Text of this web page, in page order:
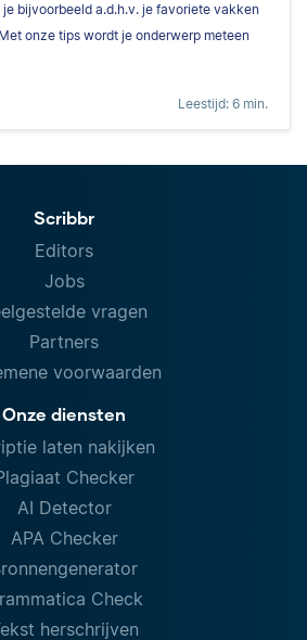
bijvoorbeeld a.d.h.v. je favoriete vakken
onze tips wordt je onderwerp meteen
Leestijd: 6 min.
Scribbr
Editors
Jobs
vragen
Partners
voorwaarden
Onze diensten
laten nakijken
Checker
AI Detector
APA Checker
Check
herschrijven